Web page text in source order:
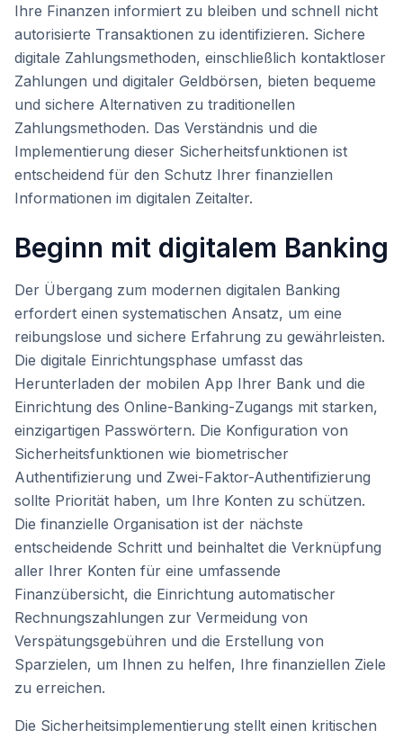
Ihre Finanzen informiert zu bleiben und schnell nicht
autorisierte Transaktionen zu identifizieren. Sichere
digitale Zahlungsmethoden, einschließlich kontaktloser
Zahlungen und digitaler Geldbörsen, bieten bequeme
und sichere Alternativen zu traditionellen
Zahlungsmethoden. Das Verständnis und die
Implementierung dieser Sicherheitsfunktionen ist
entscheidend für den Schutz Ihrer finanziellen
Informationen im digitalen Zeitalter.
Beginn mit digitalem Banking
Der Übergang zum modernen digitalen Banking
erfordert einen systematischen Ansatz, um eine
reibungslose und sichere Erfahrung zu gewährleisten.
Die digitale Einrichtungsphase umfasst das
Herunterladen der mobilen App Ihrer Bank und die
Einrichtung des Online-Banking-Zugangs mit starken,
einzigartigen Passwörtern. Die Konfiguration von
Sicherheitsfunktionen wie biometrischer
Authentifizierung und Zwei-Faktor-Authentifizierung
sollte Priorität haben, um Ihre Konten zu schützen.
Die finanzielle Organisation ist der nächste
entscheidende Schritt und beinhaltet die Verknüpfung
aller Ihrer Konten für eine umfassende
Finanzübersicht, die Einrichtung automatischer
Rechnungszahlungen zur Vermeidung von
Verspätungsgebühren und die Erstellung von
Sparzielen, um Ihnen zu helfen, Ihre finanziellen Ziele
zu erreichen.
Die Sicherheitsimplementierung stellt einen kritischen